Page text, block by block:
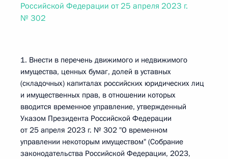
Российской Федерации от 25 апреля 2023 г.
№ 302
1. Внести в перечень движимого и недвижимого
имущества, ценных бумаг, долей в уставных
(складочных) капиталах российских юридических лиц
и имущественных прав, в отношении которых
вводится временное управление, утвержденный
Указом Президента Российской Федерации
от 25 апреля 2023 г. № 302 "О временном
управлении некоторым имуществом" (Собрание
законодательства Российской Федерации, 2023,